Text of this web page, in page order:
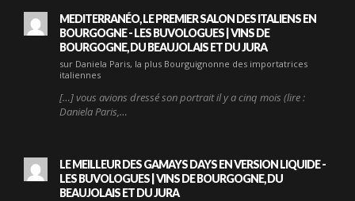
MEDITERRANÉO, LE PREMIER SALON DES ITALIENS EN
BOURGOGNE - LES BUVOLOGUES | VINS DE
BOURGOGNE, DU BEAUJOLAIS ET DU JURA
sur Daniela Paris, la plus Bourguignonne des importatrices
italiennes
[…] vous avions dressé son portrait il y a cinq mois (lire :
Daniela Paris,…
LE MEILLEUR DES GAMAYS DAYS EN VERSION LIQUIDE -
LES BUVOLOGUES | VINS DE BOURGOGNE, DU
BEAUJOLAIS ET DU JURA